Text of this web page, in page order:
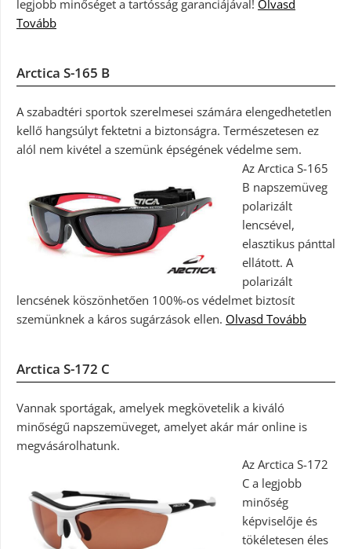
legjobb minőséget a tartósság garanciájával! Olvasd
Tovább
Arctica S-165 B
A szabadtéri sportok szerelmesei számára elengedhetetlen
kellő hangsúlyt fektetni a biztonságra. Természetesen ez
alól nem kivétel a szemünk épségének védelme sem.
Az Arctica S-165
B napszemüveg
polarizált
lencsével,
elasztikus pánttal
ellátott. A
polarizált
lencsének köszönhetően 100%-os védelmet biztosít
szemünknek a káros sugárzások ellen. Olvasd Tovább
Arctica S-172 C
Vannak sportágak, amelyek megkövetelik a kiváló
minőségű napszemüveget, amelyet akár már online is
megvásárolhatunk.
Az Arctica S-172
C a legjobb
minőség
képviselője és
tökéletesen éles